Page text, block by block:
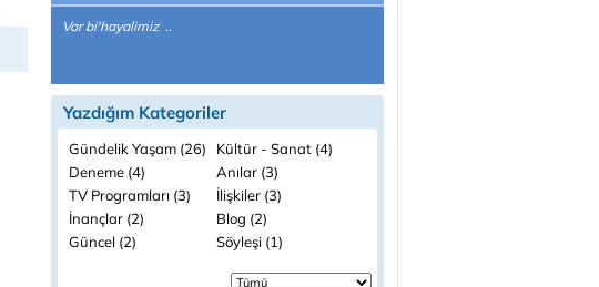
Var bi'hayalimiz ..
Yazdığım Kategoriler
Gündelik Yaşam (26)
Kültür - Sanat (4)
Deneme (4)
Anılar (3)
TV Programları (3)
İlişkiler (3)
İnançlar (2)
Blog (2)
Güncel (2)
Söyleşi (1)